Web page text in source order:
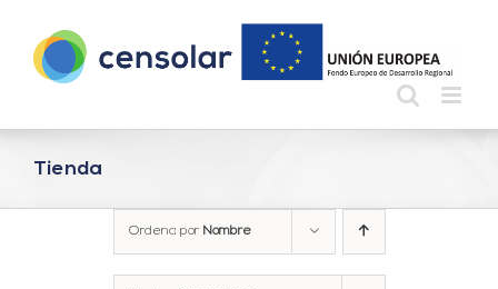
contenido
Tienda
Ordena por Nombre